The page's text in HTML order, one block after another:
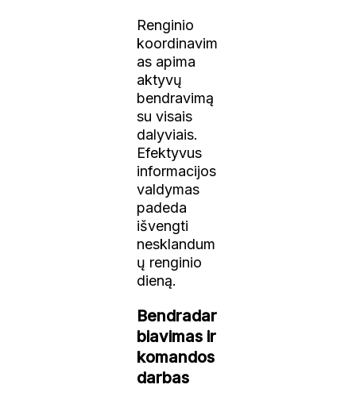
Renginio
koordinavim
as apima
aktyvų
bendravimą
su visais
dalyviais.
Efektyvus
informacijos
valdymas
padeda
išvengti
nesklandum
ų renginio
dieną.
Bendradar
biavimas ir
komandos
darbas